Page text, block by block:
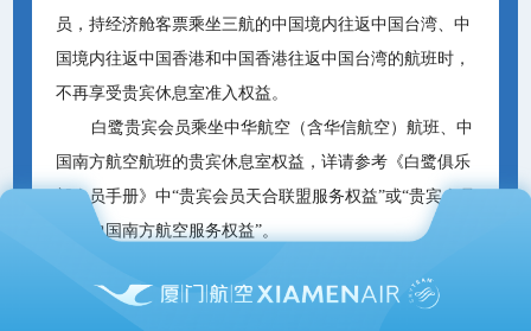
员，持经济舱客票乘坐三航的中国境内往返中国台湾、中
国境内往返中国香港和中国香港往返中国台湾的航班时，
不再享受贵宾休息室准入权益。
白鹭贵宾会员乘坐中华航空（含华信航空）航班、中
国南方航空航班的贵宾休息室权益，详请参考《白鹭俱乐
部会员手册》中“贵宾会员天合联盟服务权益”或“贵宾会员
乘坐中国南方航空服务权益”。
航空代码共享航班的贵宾休息室权益，具体如下：